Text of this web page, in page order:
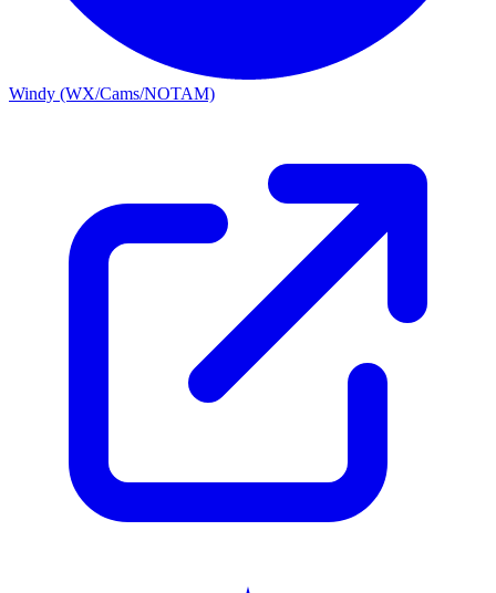
Windy (WX/Cams/NOTAM)